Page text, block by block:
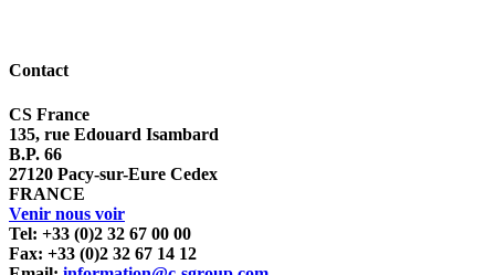
Contact
CS France
135, rue Edouard Isambard
B.P. 66
27120 Pacy-sur-Eure Cedex
FRANCE
Venir nous voir
Tel: +33 (0)2 32 67 00 00
Fax: +33 (0)2 32 67 14 12